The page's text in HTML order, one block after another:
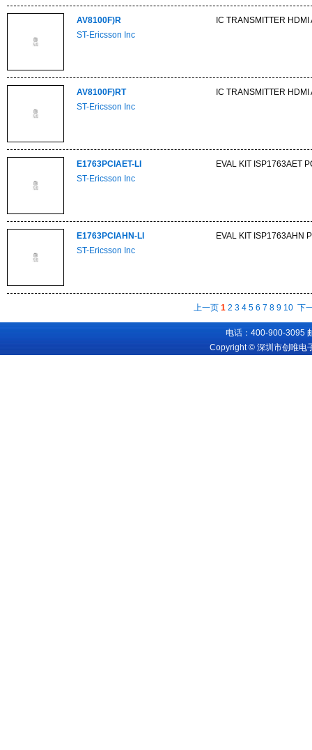
AV8100F)R
ST-Ericsson Inc
IC TRANSMITTER
AV8100F)RT
ST-Ericsson Inc
IC TRANSMITTER
E1763PCIAET-LI
ST-Ericsson Inc
EVAL KIT ISP1763AET
E1763PCIAHN-LI
ST-Ericsson Inc
EVAL KIT ISP1763AHN
上一页 1 2 3 4 5 6 7 8 9 10 下
电话：400-900-3095
Copyright © 深圳市创唯电